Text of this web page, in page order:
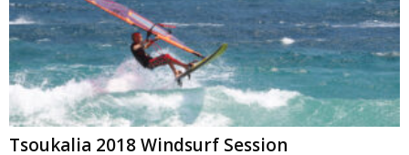
Tsoukalia 2018 Windsurf Session